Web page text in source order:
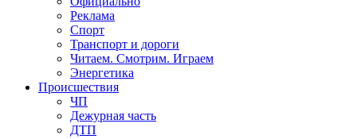
Реклама
Спорт
Транспорт и дороги
Читаем. Смотрим. Играем
Энергетика
Происшествия
ЧП
Дежурная часть
ДТП